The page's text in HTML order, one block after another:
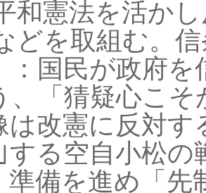
和憲法を活か
どを取組む。
：国民が政府
、「猜疑心こ
は改憲に反対
する空自小松
準備を進め「